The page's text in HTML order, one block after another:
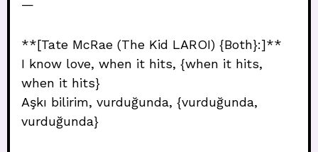
—
**[Tate McRae (The Kid LAROI) {Both}:]**
I know love, when it hits, {when it hits,
when it hits}
Aşkı bilirim, vurduğunda, {vurduğunda,
vurduğunda}